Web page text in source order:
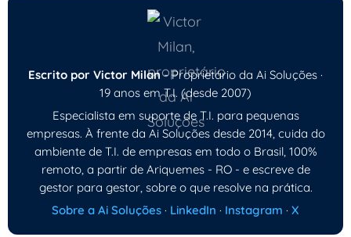
Escrito por Victor Milan- Proprietário da Ai Soluções ·
19 anos em T.I. (desde 2007)
Especialista em suporte de T.I. para pequenas
empresas. À frente da Ai Soluções desde 2014, cuida do
ambiente de T.I. de empresas em todo o Brasil, 100%
remoto, a partir de Ariquemes - RO - e escreve de
gestor para gestor, sobre o que resolve na prática.
Sobre a Ai Soluções · LinkedIn · Instagram · X